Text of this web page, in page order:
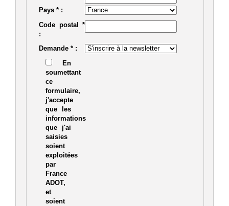
Pays * :
Code postal *
:
Demande * :
En
soumettant
ce
formulaire,
j'accepte
que les
informations
que j'ai
saisies
soient
exploitées
par
France
ADOT,
et
soient